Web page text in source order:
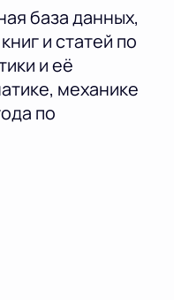
база данных,
и статей по
и её
механике
по